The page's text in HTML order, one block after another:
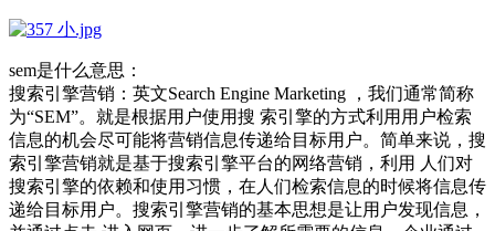
sem是什么意思：
搜索引擎营销：英文Search Engine Marketing ，我们通常简称
为“SEM”。就是根据用户使用搜 索引擎的方式利用用户检索
信息的机会尽可能将营销信息传递给目标用户。简单来说，搜
索引擎营销就是基于搜索引擎平台的网络营销，利用 人们对
搜索引擎的依赖和使用习惯，在人们检索信息的时候将信息传
递给目标用户。搜索引擎营销的基本思想是让用户发现信息，